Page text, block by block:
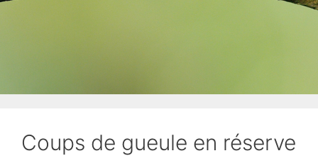
Coups de gueule en réserve